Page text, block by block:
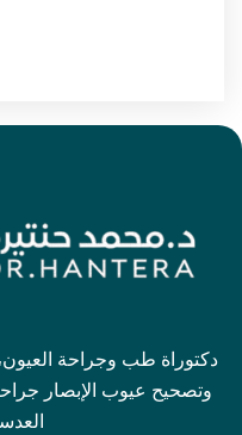
دكتوراة طب وجراحة
وتصحيح عيوب الإبصار